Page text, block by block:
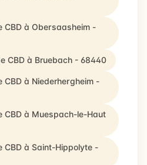
CBD à Obersaasheim -
CBD à Bruebach - 68440
à Niederhergheim -
CBD à Muespach-le-Haut
CBD à Saint-Hippolyte -